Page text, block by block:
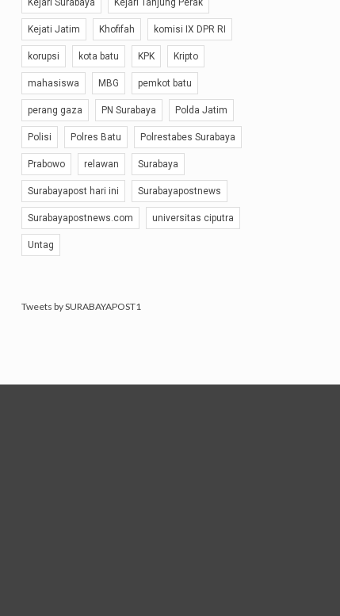
Kejari Surabaya Kejari Tanjung Perak
Kejati Jatim Khofifah komisi IX DPR RI
korupsi kota batu KPK Kripto
mahasiswa MBG pemkot batu
perang gaza PN Surabaya Polda Jatim
Polisi Polres Batu Polrestabes Surabaya
Prabowo relawan Surabaya
Surabayapost hari ini Surabayapostnews
Surabayapostnews.com universitas ciputra
Untag
Tweets by SURABAYAPOST1